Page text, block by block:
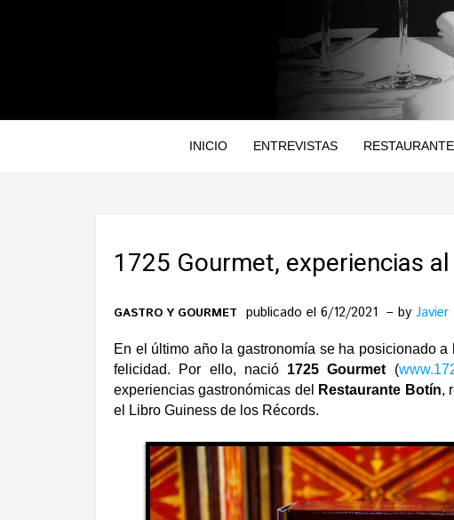
INICIO ENTREVISTAS
1725 Gourmet, experiencias
GASTRO Y GOURMET publicado el 6/12/2021 by
En el último año la gastronomía se ha posicionado
felicidad. Por ello, nació 1725 Gourmet (
experiencias gastronómicas del
Restaurante Botín,
el Libro Guiness de los Récords.